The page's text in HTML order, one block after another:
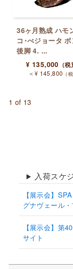
36ヶ月熟成 ハモ
コ･べジョータ
後脚 4. ...
¥ 135,000 （
＜ ¥ 145,800 （
1 of 13
入荷スケ
【展示会】
グナヴェール
【展示会】第
サイト